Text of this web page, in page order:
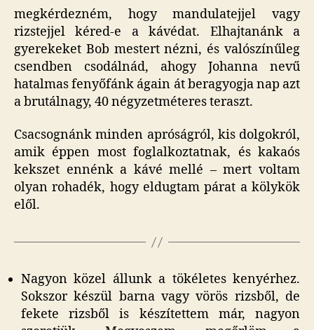
megkérdezném, hogy mandulatejjel vagy
rizstejjel kéred-e a kávédat. Elhajtanánk a
gyerekeket Bob mestert nézni, és valószínűleg
csendben csodálnád, ahogy Johanna nevű
hatalmas fenyőfánk ágain át beragyogja nap azt
a brutálnagy, 40 négyzetméteres teraszt.
Csacsognánk minden apróságról, kis dolgokról,
amik éppen most foglalkoztatnak, és kakaós
kekszet ennénk a kávé mellé – mert voltam
olyan rohadék, hogy eldugtam párat a kölykök
elől.
Nagyon közel állunk a tökéletes kenyérhez.
Sokszor készül barna vagy vörös rizsből, de
fekete rizsből is készítettem már, nagyon